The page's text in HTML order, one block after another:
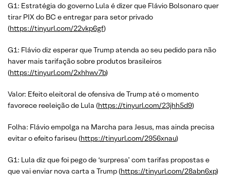
G1: Estratégia do governo Lula é dizer que Flávio Bolsonaro quer
tirar PIX do BC e entregar para setor privado
(https://tinyurl.com/22vkp6gf)
G1: Flávio diz esperar que Trump atenda ao seu pedido para não
haver mais tarifação sobre produtos brasileiros
(https://tinyurl.com/2xhhwv7b)
Valor: Efeito eleitoral de ofensiva de Trump até o momento
favorece reeleição de Lula (https://tinyurl.com/23jhh5d9)
Folha: Flávio empolga na Marcha para Jesus, mas ainda precisa
evitar o efeito fariseu (https://tinyurl.com/2956xnau)
G1: Lula diz que foi pego de ‘surpresa’ com tarifas propostas e
que vai enviar nova carta a Trump (https://tinyurl.com/28abn6xp)